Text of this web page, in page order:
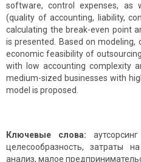
software, control expenses, as
(quality of accounting, liability,
calculating the break-even point
is presented. Based on
economic feasibility of
with low accounting complexity
medium-sized businesses with
model is proposed.
Ключевые слова:
целесообразность, затраты
анализ, малое